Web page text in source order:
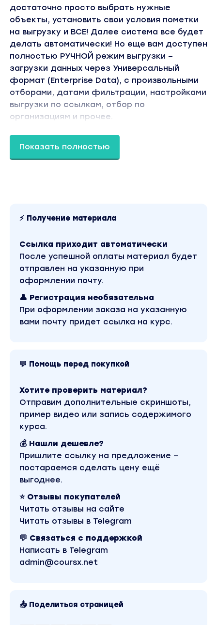
достаточно просто выбрать нужные
объекты, установить свои условия пометки
на выгрузку и ВСЕ! Далее система все будет
делать автоматически! Но еще вам доступен
полностью РУЧНОЙ режим выгрузки –
загрузки данных через Универсальный
формат (Enterprise Data), с произвольными
отборами, датами фильтрации, настройками
выгрузки по ссылкам, отбор по
организациям и прочее.
фильтрации типового обмена УТ 11, КА 2». Это
материал 2022 года. В магазине Coursx.net
Показать полностью
⚡ Получение материала
Ссылка приходит автоматически
После успешной оплаты материал будет
отправлен на указанную при
оформлении почту.
👤 Регистрация необязательна
При оформлении заказа на указанную
вами почту придет ссылка на курс.
💬 Помощь перед покупкой
Хотите проверить материал?
Отправим дополнительные скриншоты,
пример видео или запись содержимого
курса.
💰 Нашли дешевле?
Пришлите ссылку на предложение —
постараемся сделать цену ещё
выгоднее.
⭐ Отзывы покупателей
Читать отзывы на сайте
Читать отзывы в Telegram
💬 Связаться с поддержкой
Написать в Telegram
admin@coursx.net
📤 Поделиться страницей